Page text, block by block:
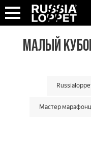
МАЛЫЙ
Мастер
Суперкубок